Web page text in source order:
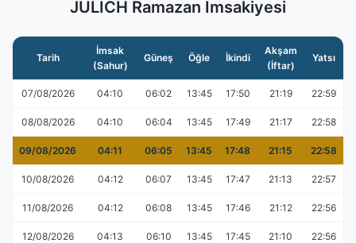
JULICH Ramazan İmsakiyesi
Tarih
İmsak
(Sahur)
Güneş Öğle İkindi
Akşam
(İftar)
Yatsı
07/08/2026 04:10 06:02 13:45 17:50 21:19 22:59
08/08/2026 04:10 06:04 13:45 17:49 21:17 22:58
09/08/2026 04:11 06:05 13:45 17:48 21:15 22:58
10/08/2026 04:12 06:07 13:45 17:47 21:13 22:57
11/08/2026 04:12 06:08 13:45 17:46 21:12 22:56
12/08/2026 04:13 06:10 13:45 17:45 21:10 22:56